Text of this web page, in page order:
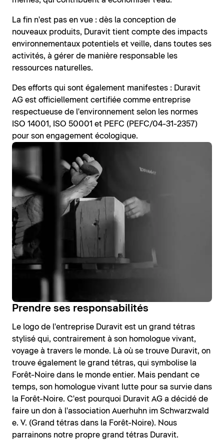
La fin n'est pas en vue : dès la conception de
nouveaux produits, Duravit tient compte des impacts
environnementaux potentiels et veille, dans toutes ses
activités, à gérer de manière responsable les
ressources naturelles.
Des efforts qui sont également manifestes : Duravit
AG est officiellement certifiée comme entreprise
respectueuse de l'environnement selon les normes
ISO 14001, ISO 50001 et PEFC (PEFC/04-31-2357)
pour son engagement écologique.
Prendre ses responsabilités
Le logo de l'entreprise Duravit est un grand tétras
stylisé qui, contrairement à son homologue vivant,
voyage à travers le monde. Là où se trouve Duravit, on
trouve également le grand tétras, qui symbolise la
Forêt-Noire dans le monde entier. Mais pendant ce
temps, son homologue vivant lutte pour sa survie dans
la Forêt-Noire. C'est pourquoi Duravit AG a décidé de
faire un don à l'association Auerhuhn im Schwarzwald
e. V. (Grand tétras dans la Forêt-Noire). Nous
parrainons notre propre grand tétras Duravit.